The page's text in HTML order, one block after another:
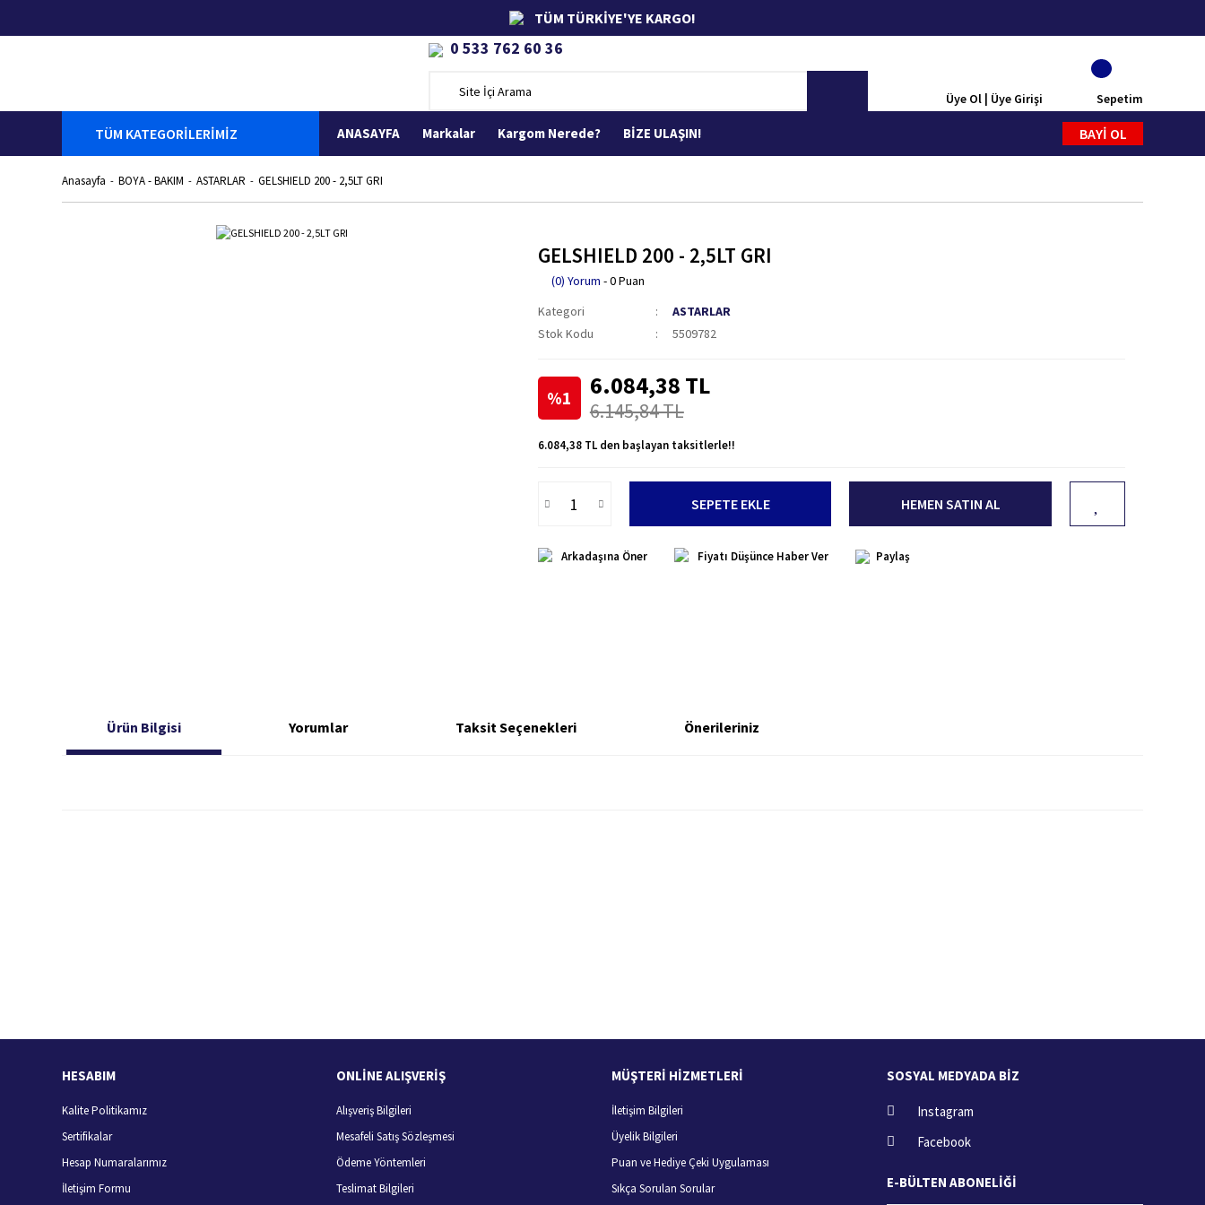
TÜM TÜRKİYE'YE KARGO!
0 533 762 60 36
Üye Ol | Üye Girişi Sepetim
TÜM KATEGORİLERİMİZ ANASAYFA Markalar Kargom Nerede? BİZE ULAŞIN! BAYİ OL
Anasayfa BOYA - BAKIM ASTARLAR GELSHIELD 200 - 2,5LT GRI
GELSHIELD 200 - 2,5LT GRI
(0) Yorum - 0 Puan
Kategori
ASTARLAR
Stok Kodu
5509782
%1 6.084,38 TL
6.145,84 TL
6.084,38 TL den başlayan taksitlerle!!
SEPETE EKLE HEMEN SATIN AL
Arkadaşına Öner Fiyatı Düşünce Haber Ver Paylaş
Ürün Bilgisi Yorumlar Taksit Seçenekleri Önerileriniz
HESABIM
Kalite Politikamız
Sertifikalar
Hesap Numaralarımız
İletişim Formu
ONLİNE ALIŞVERİŞ
Alışveriş Bilgileri
Mesafeli Satış Sözleşmesi
Ödeme Yöntemleri
Teslimat Bilgileri
MÜŞTERİ HİZMETLERİ
İletişim Bilgileri
Üyelik Bilgileri
Puan ve Hediye Çeki Uygulaması
Sıkça Sorulan Sorular
SOSYAL MEDYADA BİZ
Instagram
Facebook
E-BÜLTEN ABONELİĞİ